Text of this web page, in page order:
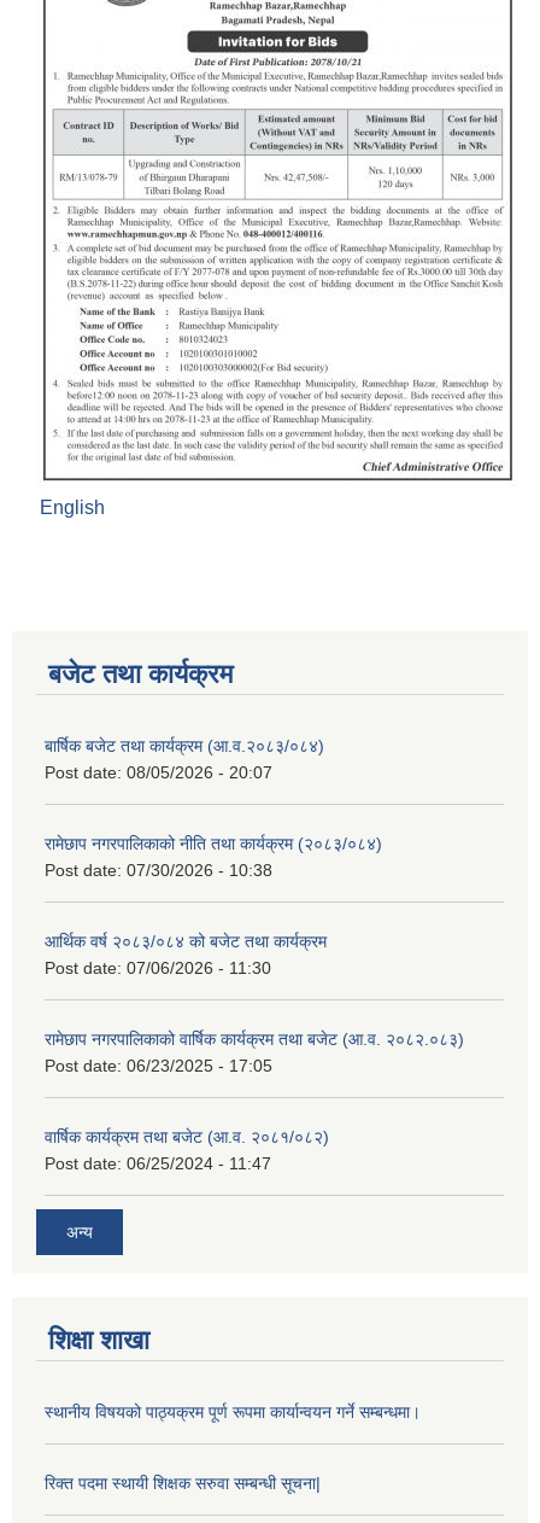
English
बजेट तथा कार्यक्रम
बार्षिक बजेट तथा कार्यक्रम (आ.व.२०८३/०८४)
Post date: 08/05/2026 - 20:07
रामेछाप नगरपालिकाको नीति तथा कार्यक्रम (२०८३/०८४)
Post date: 07/30/2026 - 10:38
आर्थिक वर्ष २०८३/०८४ को बजेट तथा कार्यक्रम
Post date: 07/06/2026 - 11:30
रामेछाप नगरपालिकाको वार्षिक कार्यक्रम तथा बजेट (आ.व. २०८२.०८३)
Post date: 06/23/2025 - 17:05
वार्षिक कार्यक्रम तथा बजेट (आ.व. २०८१/०८२)
Post date: 06/25/2024 - 11:47
अन्य
शिक्षा शाखा
स्थानीय विषयको पाठ्यक्रम पूर्ण रूपमा कार्यान्वयन गर्ने सम्बन्धमा।
रिक्त पदमा स्थायी शिक्षक सरुवा सम्बन्धी सूचना|